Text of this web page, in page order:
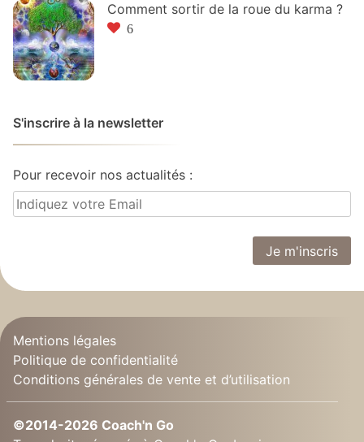
Comment sortir de la roue du karma ?
6
S'inscrire à la newsletter
Pour recevoir nos actualités :
Mentions légales
Politique de confidentialité
Conditions générales de vente et d’utilisation
©2014-2026 Coach'n Go